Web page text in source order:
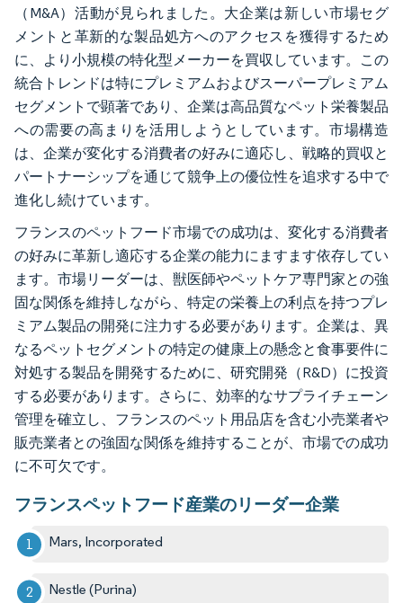
（M&A）活動が見られました。大企業は新しい市場セグ
メントと革新的な製品処方へのアクセスを獲得するため
に、より小規模の特化型メーカーを買収しています。この
統合トレンドは特にプレミアムおよびスーパープレミアム
セグメントで顕著であり、企業は高品質なペット栄養製品
への需要の高まりを活用しようとしています。市場構造
は、企業が変化する消費者の好みに適応し、戦略的買収と
パートナーシップを通じて競争上の優位性を追求する中で
進化し続けています。
フランスのペットフード市場での成功は、変化する消費者
の好みに革新し適応する企業の能力にますます依存してい
ます。市場リーダーは、獣医師やペットケア専門家との強
固な関係を維持しながら、特定の栄養上の利点を持つプレ
ミアム製品の開発に注力する必要があります。企業は、異
なるペットセグメントの特定の健康上の懸念と食事要件に
対処する製品を開発するために、研究開発（R&D）に投資
する必要があります。さらに、効率的なサプライチェーン
管理を確立し、フランスのペット用品店を含む小売業者や
販売業者との強固な関係を維持することが、市場での成功
に不可欠です。
フランスペットフード産業のリーダー企業
Mars, Incorporated
Nestle (Purina)